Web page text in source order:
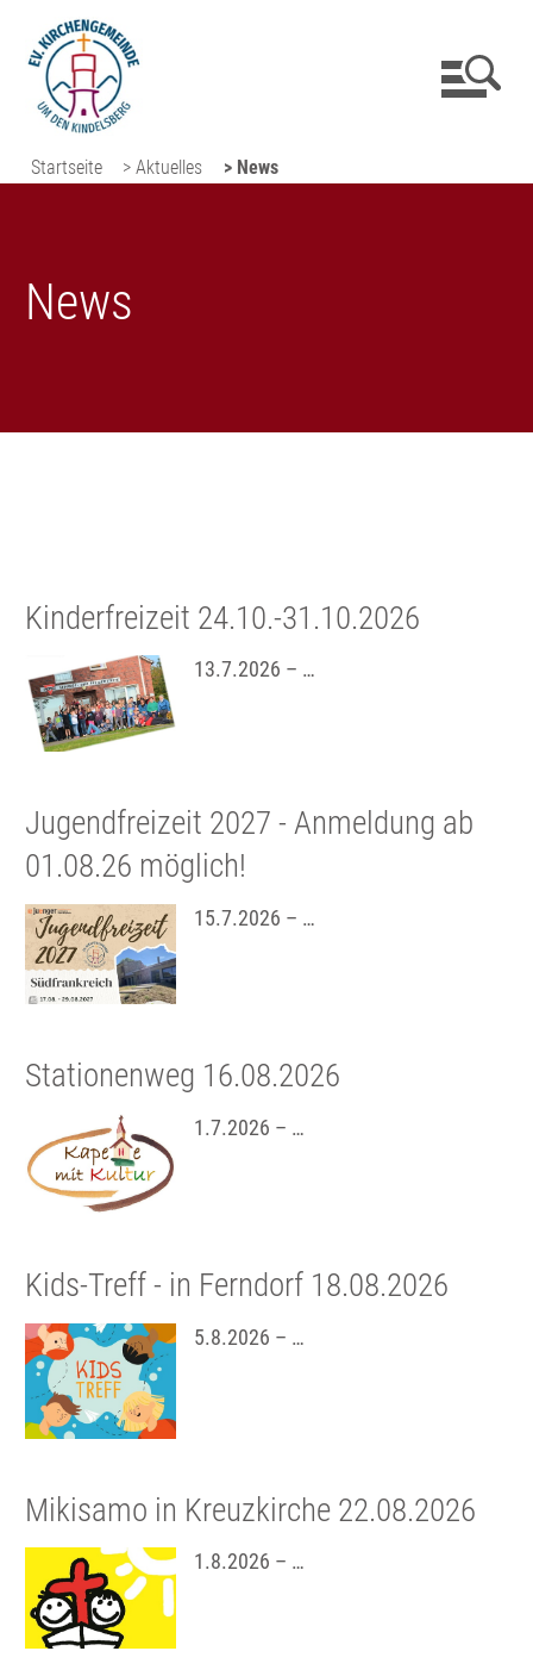
Startseite > Aktuelles > News
News
Kinderfreizeit 24.10.-31.10.2026
13.7.2026 – …
Jugendfreizeit 2027 - Anmeldung ab
01.08.26 möglich!
15.7.2026 – …
Stationenweg 16.08.2026
1.7.2026 – …
Kids-Treff - in Ferndorf 18.08.2026
5.8.2026 – …
Mikisamo in Kreuzkirche 22.08.2026
1.8.2026 – …